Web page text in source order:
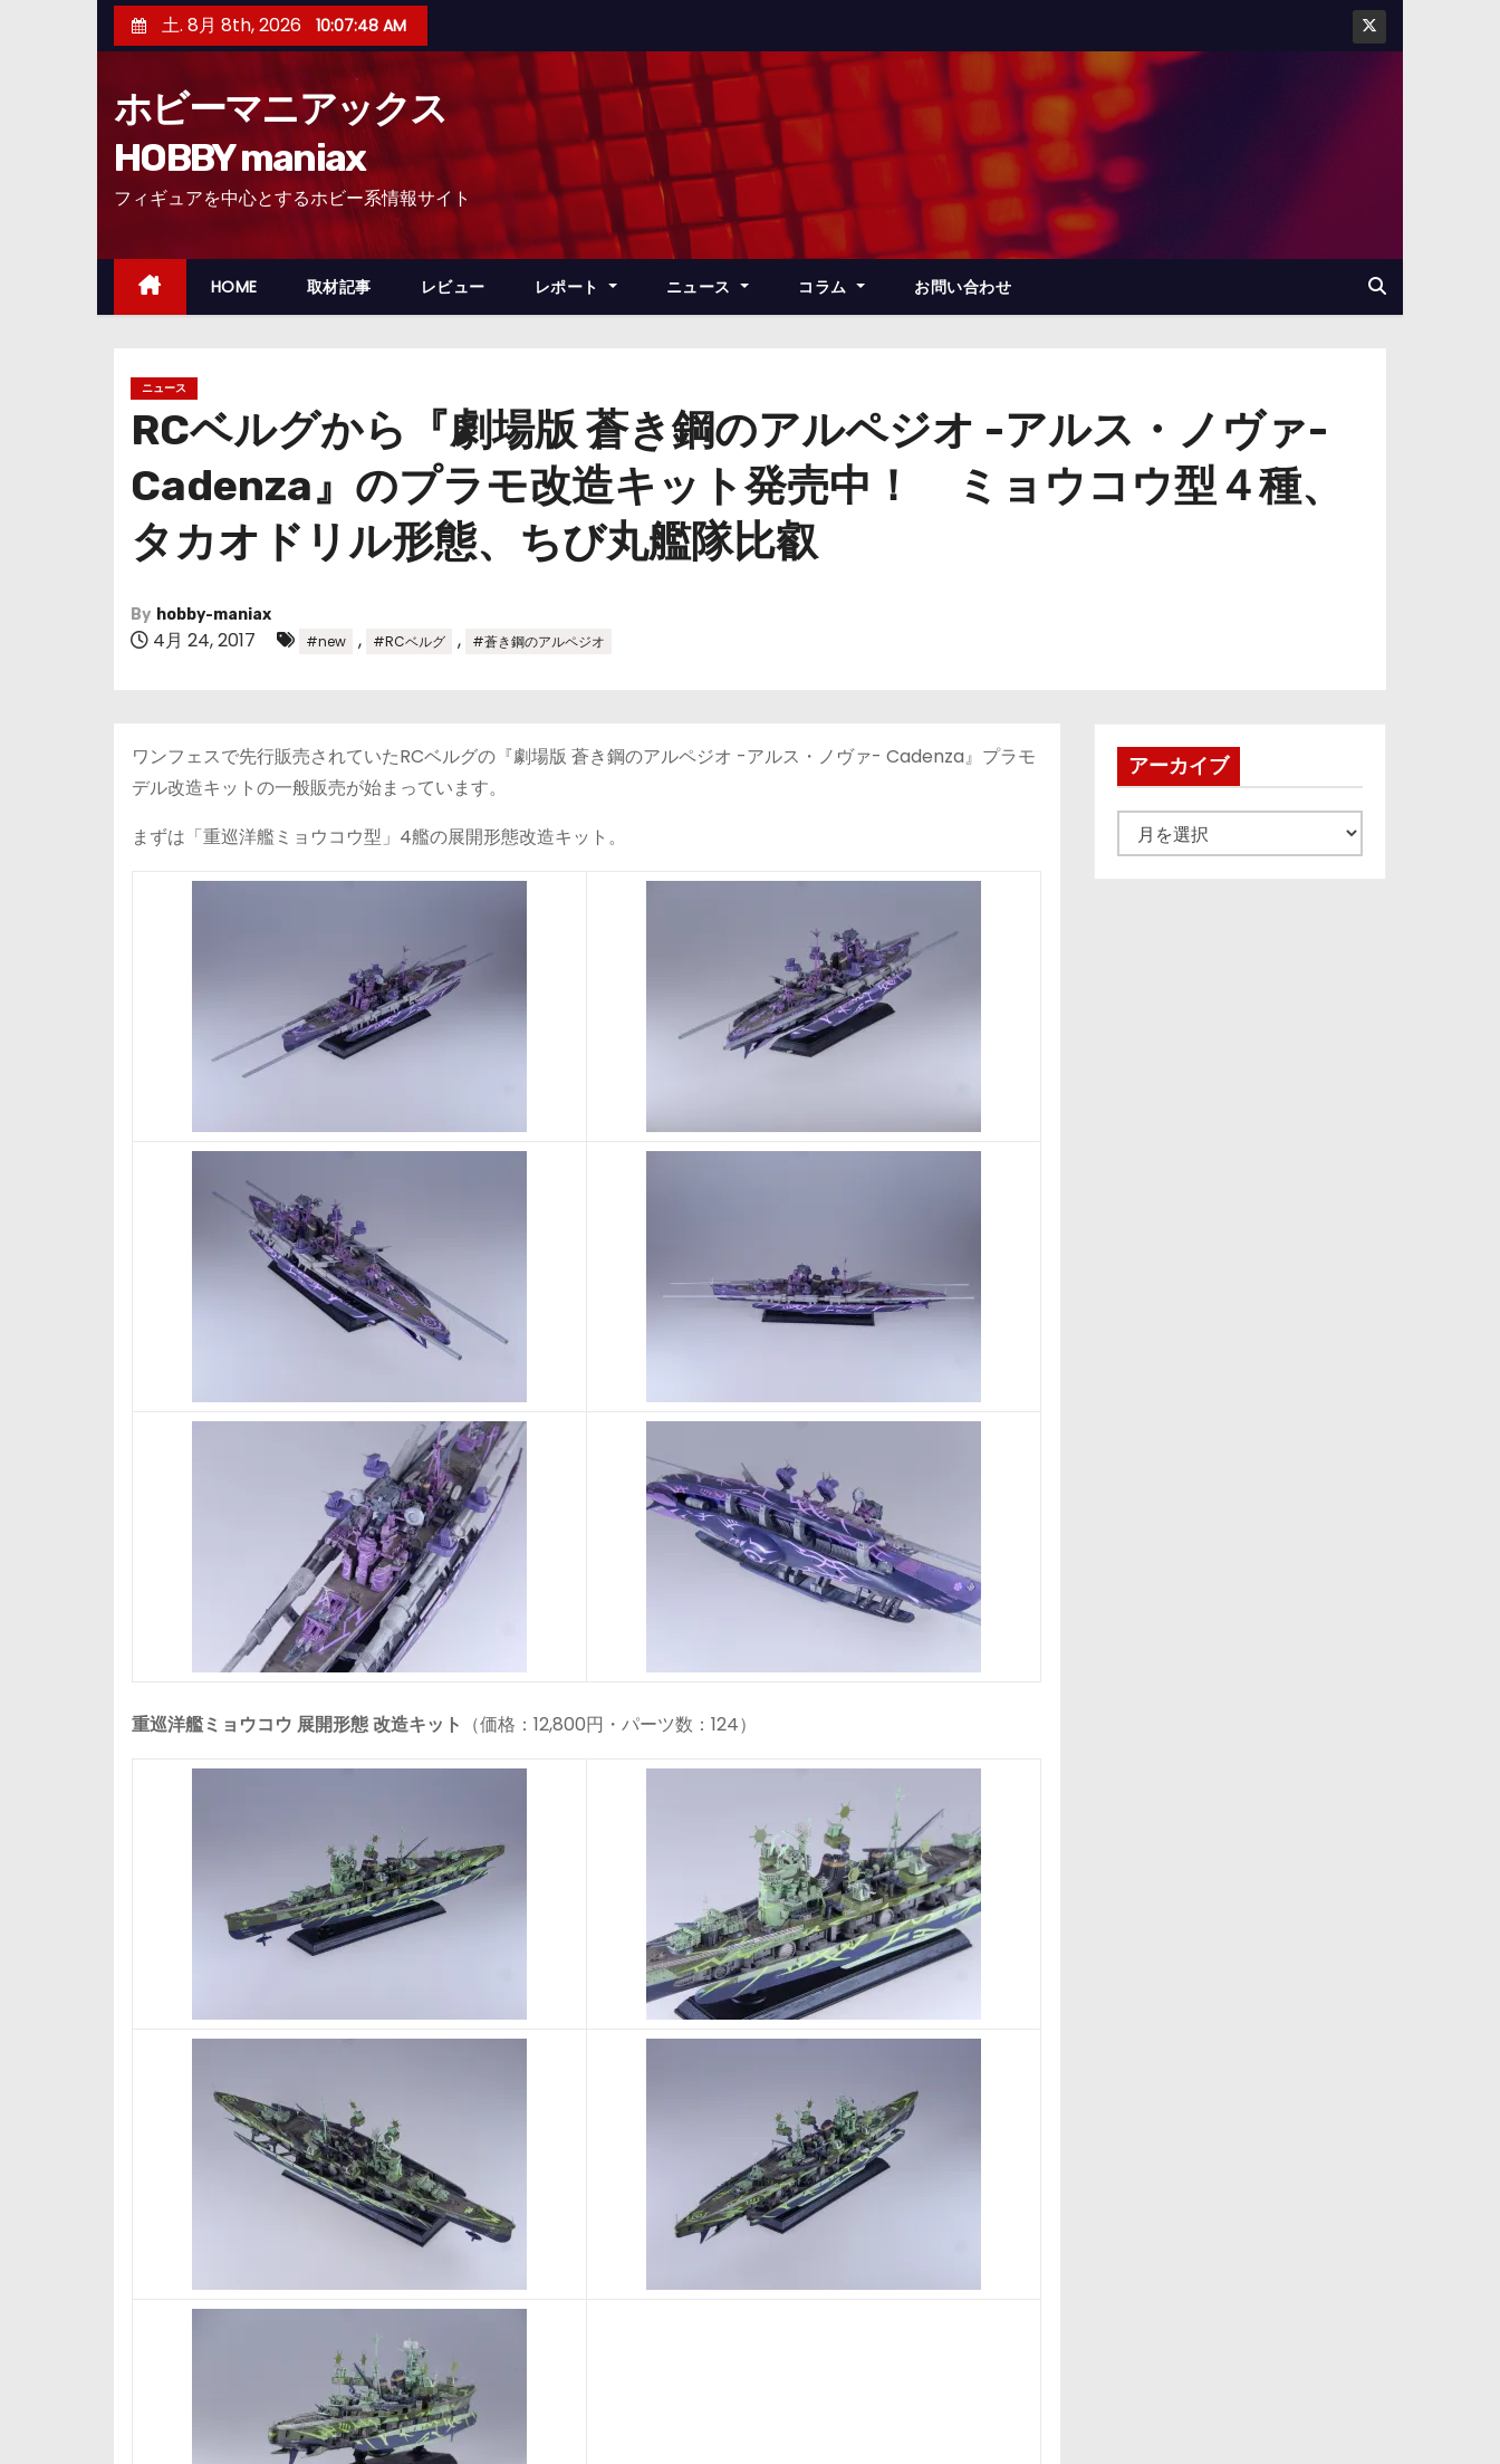
ン
ッ
土. 8月 8th, 2026 10:07:49 AM
ホビーマニアックス
HOBBY maniax
フィギュアを中心とするホビー系情報サイト
HOME 取材記事 レビュー レポート ニュース コラム お問い合わせ
ニュース
RCベルグから『劇場版 蒼き鋼のアルペジオ -アルス・ノヴァ-
Cadenza』のプラモ改造キット発売中！ ミョウコウ型４種、
タカオドリル形態、ちび丸艦隊比叡
By hobby-maniax
4月 24, 2017 #new , #RCベルグ , #蒼き鋼のアルペジオ
ワンフェスで先行販売されていたRCベルグの『劇場版 蒼き鋼のアルペジオ -アルス・ノヴァ- Cadenza』プラモ
デル改造キットの一般販売が始まっています。
まずは「重巡洋艦ミョウコウ型」4艦の展開形態改造キット。
重巡洋艦ミョウコウ 展開形態 改造キット （価格：12,800円・パーツ数：124）
アーカイブ
ー